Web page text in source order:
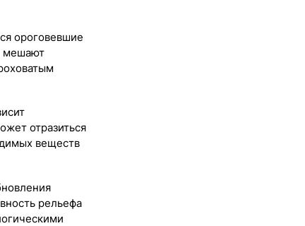
ороговевшие
мешают
отразиться
веществ
рельефа